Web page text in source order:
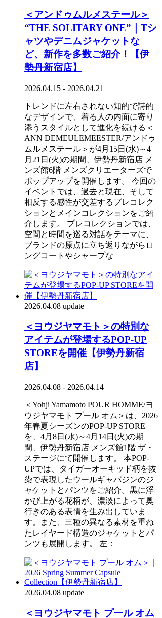
＜アンドゥムルメステール＞
“THE SOLITARY ONE”｜Tシ
ャツやデニムジャケットな
ど、新作を多数ご紹介！【伊
勢丹新宿店】
2026.04.15 - 2026.04.21
トレンドに左右されない知的で詩的
なデザインで、着る人の内面に寄り
添うスタイルとして進化を続ける＜
ANN DEMEULEMEESTER/アンドゥ
ムルメステール＞が4月15日(水)～4
月21日(火)の期間、伊勢丹新宿店 メ
ンズ館6階 メンズクリエーターズで
ポップアップを開催します。 今回の
イベントでは、過去と現在、そして
相反する感性が交差するプレコレク
ションとメインコレクションをご紹
介します。 プレコレクションでは、
空間と時間を巡る対話をテーマに、
ブランドの原点に立ち返りながらロ
ングコートやシャープな
2026.04.08 update
＜ヨウジヤマモト＞の特別な
アイテムが登場するPOP-UP
STOREを開催【伊勢丹新宿
店】
2026.04.08 - 2026.04.14
＜Yohji Yamamoto POUR HOMME/ヨ
ウジヤマモト プール オム＞は、2026
年春夏シーズンのPOP-UP STORE
を、4月8日(水)～4月14日(火)の期
間、伊勢丹新宿店 メンズ館1階 ザ・
ステージにて開催します。 本POP-
UPでは、タイガーオーキッド柄を抜
染で表現したウールギャバジンのジ
ャケットとパンツをご紹介。黒に浮
かび上がる花柄が、濃淡によって奥
行きのある表情を生み出していま
す。また、三種の異なる素材を重ね
たレイヤード構造のジャケットとパ
ンツも展開します。 左：
2026.04.08 update
＜ヨウジヤマモト プール オム